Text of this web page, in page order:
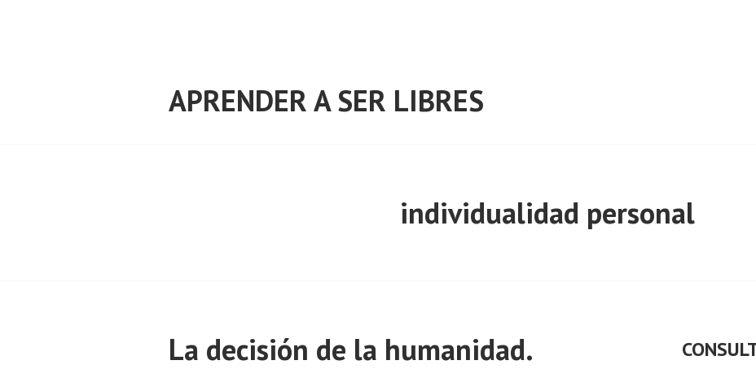
APRENDER A SER LIBRES
individualidad personal
La decisión de la humanidad.